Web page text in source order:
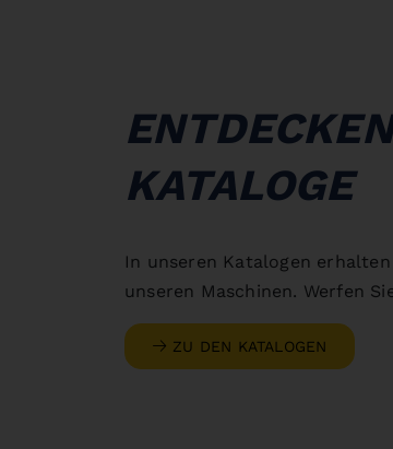
KATALOGE
In unseren Katalogen
unseren Maschinen. Werfen
ZU DEN KATALOGEN